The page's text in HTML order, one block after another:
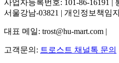
사업자등록번호: 101-86-16191 |
서울강남-03821 | 개인정보책임
대표 메일: trost@hu-mart.com |
고객문의: 트로스트 채널톡 문의